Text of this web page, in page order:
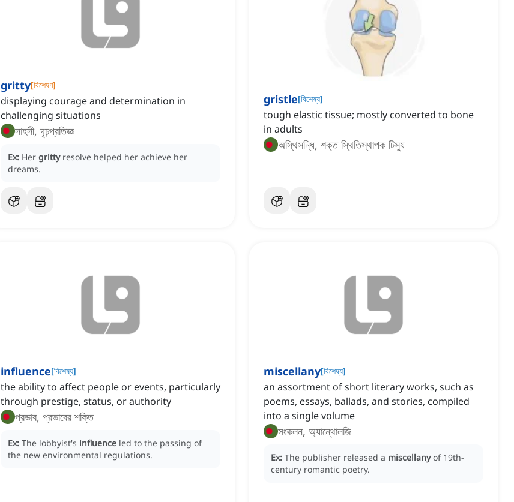
gritty[বিশেষণ]
displaying courage and determination in
challenging situations
সাহসী, দৃঢ়প্রতিজ্ঞ
Ex: Her gritty resolve helped her achieve her
dreams.
gristle[বিশেষ্য]
tough elastic tissue; mostly converted to bone
in adults
অস্থিসন্ধি, শক্ত স্থিতিস্থাপক টিস্যু
influence[বিশেষ্য]
the ability to affect people or events, particularly
through prestige, status, or authority
প্রভাব, প্রভাবের শক্তি
Ex: The lobbyist's influence led to the passing of
the new environmental regulations.
miscellany[বিশেষ্য]
an assortment of short literary works, such as
poems, essays, ballads, and stories, compiled
into a single volume
সংকলন, অ্যান্থোলজি
Ex: The publisher released a miscellany of 19th-
century romantic poetry.